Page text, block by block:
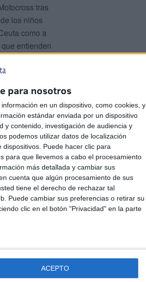
para nosotros
en un dispositivo, como cookies, y
estándar enviada por un dispositivo
y contenido, investigación de audiencia y
podemos utilizar datos de localización
Puede hacer clic para
para que llevemos a cabo el procesamiento
más detallada y cambiar sus
cuenta que algún procesamiento de sus
tiene el derecho de rechazar tal
Puede cambiar sus preferencias o retirar su
clic en el botón "Privacidad" en la parte
ACEPTO
tras
los niños
como a
entienden
reciben